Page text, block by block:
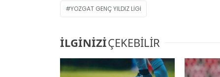
YOZGAT GENÇ YILDIZ LIGI
İLGİNİZİÇEKEBİLİR